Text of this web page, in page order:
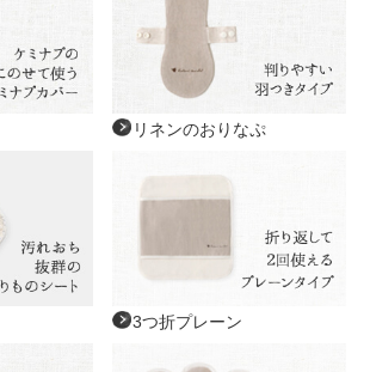
リネンのおりなぷ
3つ折プレーン